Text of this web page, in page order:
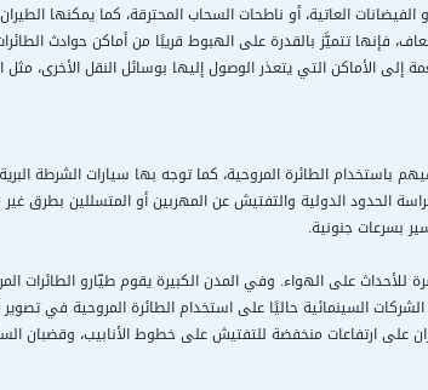
العاتية، أو ناطحات السحاب المحترقة، كما يمكنها
فإنها تتميَّز بالقدرة على الهبوط قريبًا من أماكن حوادث
إلى الأماكن التي يتعذر الوصول إليها بوسائل النقل الأخرى،
باستخدام الطائرة المروحية، كما توجه بها سيارات الشرطة
الحدود الدولية والتفتيش عن المهربين أو المتسللين بطرق
بسرعات جنونية.
للأحداث على الهواء. وفي المدن الكبيرة يقوم طيّارو الطائرات
السينمائية حاليًا على استخدام الطائرة المروحية في
على ارتفاعات منخفضة للتفتيش على خطوط الأنابيب، وقضبان